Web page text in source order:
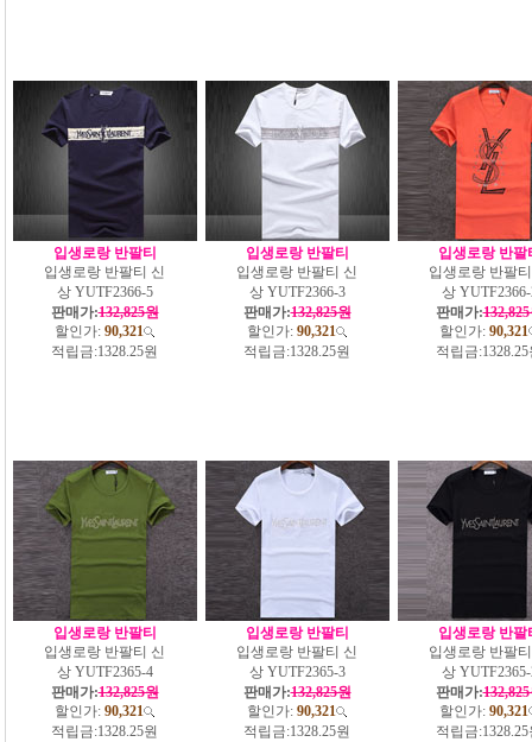
입생로랑 반팔티
입생로랑 반팔티 신
상 YUTF2366-5
판매가:132,825원
할인가: 90,321
적립금:1328.25원
입생로랑 반팔티
입생로랑 반팔티 신
상 YUTF2366-3
판매가:132,825원
할인가: 90,321
적립금:1328.25원
입생로랑 반팔
입생로랑 반팔
상
판매가:
할인가: 90,321
적립금:
입생로랑 반팔티
입생로랑 반팔티 신
상 YUTF2365-4
판매가:132,825원
할인가: 90,321
적립금:1328.25원
입생로랑 반팔티
입생로랑 반팔티 신
상 YUTF2365-3
판매가:132,825원
할인가: 90,321
적립금:1328.25원
입생로랑 반팔
입생로랑 반팔
상
판매가:
할인가: 90,321
적립금: